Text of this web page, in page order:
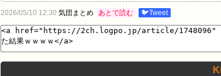
2026/05/10 12:30 気団まとめ あとで読む 🐦Tweet